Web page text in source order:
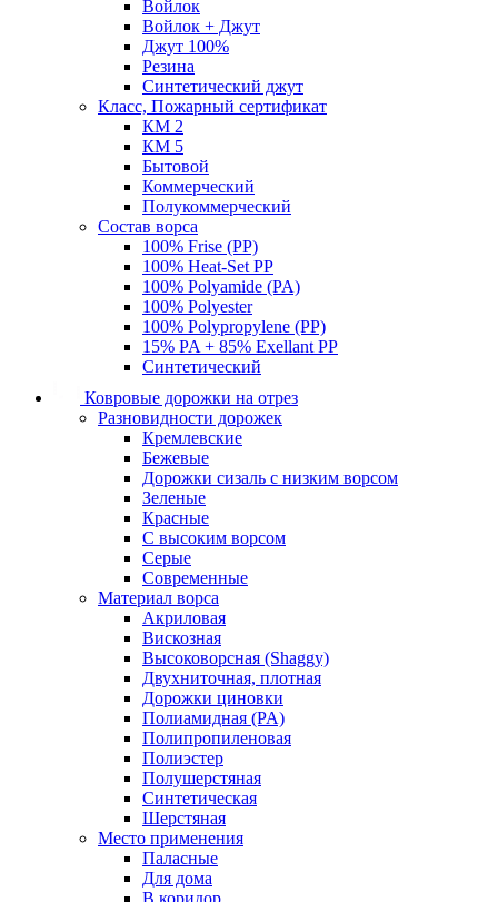
Войлок
Войлок + Джут
Джут 100%
Резина
Синтетический джут
Класс, Пожарный сертификат
КМ 2
КМ 5
Бытовой
Коммерческий
Полукоммерческий
Состав ворса
100% Frise (PP)
100% Heat-Set PP
100% Polyamide (PA)
100% Polyester
100% Polypropylene (PP)
15% PA + 85% Exellant PP
Синтетический
Ковровые дорожки на отрез
Разновидности дорожек
Кремлевские
Бежевые
Дорожки сизаль с низким ворсом
Зеленые
Красные
С высоким ворсом
Серые
Современные
Материал ворса
Акриловая
Вискозная
Высоковорсная (Shaggy)
Двухниточная, плотная
Дорожки циновки
Полиамидная (PA)
Полипропиленовая
Полиэстер
Полушерстяная
Синтетическая
Шерстяная
Место применения
Паласные
Для дома
В коридор